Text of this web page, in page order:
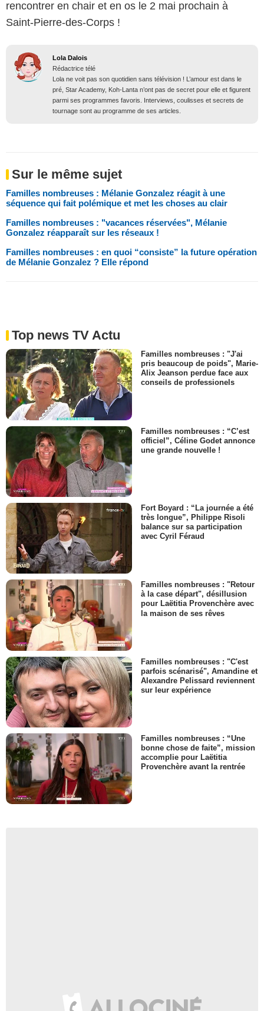
rencontrer en chair et en os le 2 mai prochain à
Saint-Pierre-des-Corps !
Lola Dalois
Rédactrice télé
Lola ne voit pas son quotidien sans télévision ! L’amour est dans le
pré, Star Academy, Koh-Lanta n’ont pas de secret pour elle et figurent
parmi ses programmes favoris. Interviews, coulisses et secrets de
tournage sont au programme de ses articles.
Sur le même sujet
Familles nombreuses : Mélanie Gonzalez réagit à une
séquence qui fait polémique et met les choses au clair
Familles nombreuses : "vacances réservées", Mélanie
Gonzalez réapparaît sur les réseaux !
Familles nombreuses : en quoi “consiste” la future opération
de Mélanie Gonzalez ? Elle répond
Top news TV Actu
Familles nombreuses : "J'ai
pris beaucoup de poids", Marie-
Alix Jeanson perdue face aux
conseils de professionels
Familles nombreuses : “C’est
officiel”, Céline Godet annonce
une grande nouvelle !
Fort Boyard : “La journée a été
très longue”, Philippe Risoli
balance sur sa participation
avec Cyril Féraud
Familles nombreuses : "Retour
à la case départ", désillusion
pour Laëtitia Provenchère avec
la maison de ses rêves
Familles nombreuses : "C'est
parfois scénarisé", Amandine et
Alexandre Pelissard reviennent
sur leur expérience
Familles nombreuses : “Une
bonne chose de faite”, mission
accomplie pour Laëtitia
Provenchère avant la rentrée